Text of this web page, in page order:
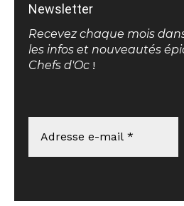
Newsletter
Recevez chaque mois
les infos et nouveautés
Chefs d'Oc !